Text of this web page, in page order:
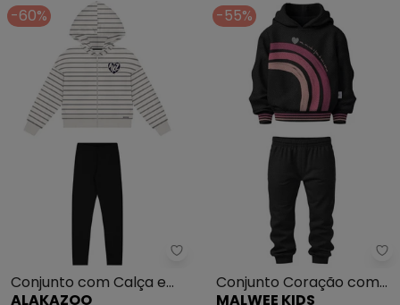
-60%
Alakazoo - Conjunto com
Conjunto com Calça e
ALAKAZOO
-55%
Conjunto Coração com
MALWEE KIDS